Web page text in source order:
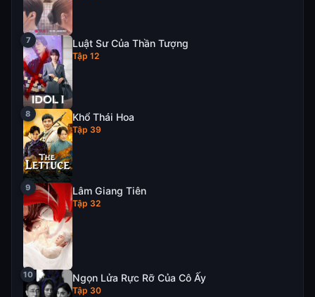
Luật Sư Của Thần Tượng
Tập 12
Khổ Thái Hoa
Tập 39
Lâm Giang Tiên
Tập 32
Ngọn Lửa Rực Rỡ Của Cô Ấy
Tập 30